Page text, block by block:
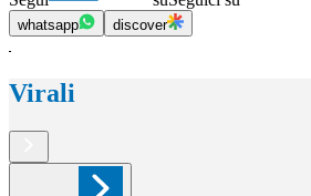
whatsapp discover
Virali